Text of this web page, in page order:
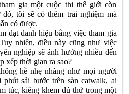
gia một cuộc thi thế giới còn
tôi sẽ có thêm trải nghiệm mà
có được.
đạt danh hiệu bằng việc tham gia
nhiên, điều này cũng như việc
nghiệp sẽ ảnh hưởng nhiều đến
xếp thời gian ra sao?
hề nhẹ nhàng như mọi người
sải bước trên sàn catwalk, ai
túc, kiêng khem đủ thứ trong một